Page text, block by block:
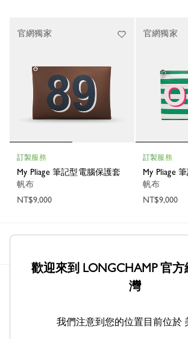
訂製服務
My Pliage 筆記型電腦保護套
帆布
NT$9,000
官網獨家
訂製服務
My Pliage
帆布
NT$9,000
官網獨家
歡迎來到 LONGCHAMP 官
灣
我們注意到您的位置目前位於